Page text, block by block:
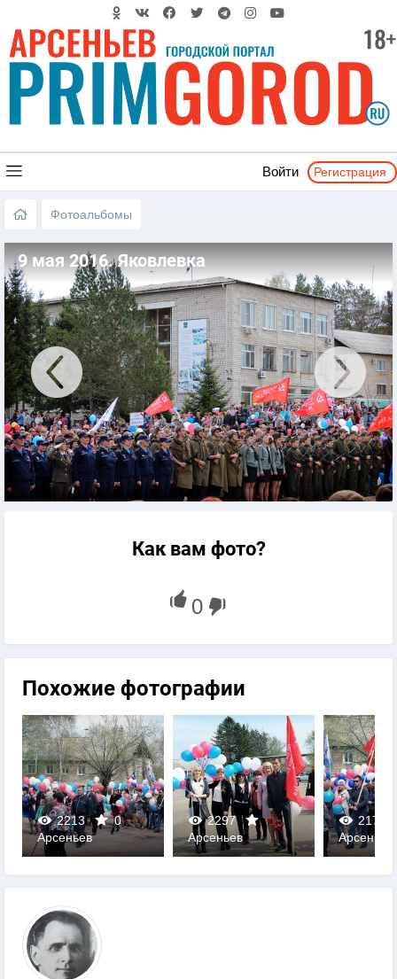
Войти Регистрация
Фотоальбомы
9 мая 2016. Яковлевка
Как вам фото?
Похожие фотографии
2213
0
0
Арсеньев
2297
-1
0
Арсеньев
2178
0
Арсеньев